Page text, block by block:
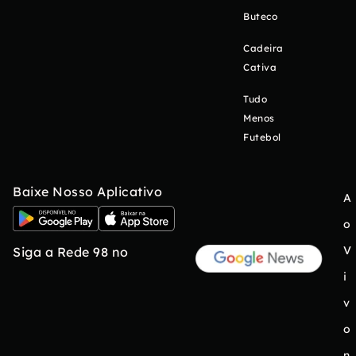
Buteco
Cadeira
Cativa
Tudo
Menos
Futebol
Baixe Nosso Aplicativo
Siga a Rede 98 no
A
o
V
i
v
o